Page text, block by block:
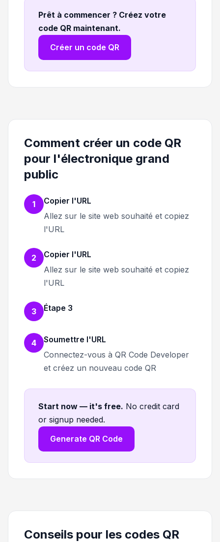
Prêt à commencer ? Créez votre
code QR maintenant.
Créer un code QR
Comment créer un code QR
pour l'électronique grand
public
1
Copier l'URL
Allez sur le site web souhaité et copiez
l'URL
2
Copier l'URL
Allez sur le site web souhaité et copiez
l'URL
3 Étape 3
4
Soumettre l'URL
Connectez-vous à QR Code Developer
et créez un nouveau code QR
Start now — it's free. No credit card
or signup needed.
Generate QR Code
Conseils pour les codes QR